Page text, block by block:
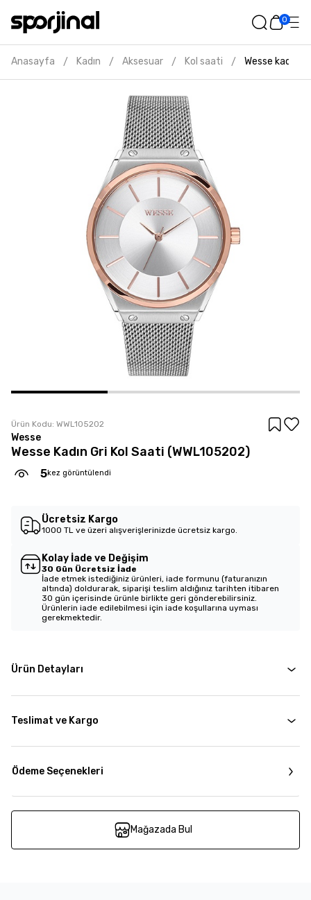
0
Anasayfa / Kadın / Aksesuar / Kol saati / Wesse kadın
Ürün Kodu: WWL105202
Wesse
Wesse Kadın Gri Kol Saati (WWL105202)
5kez görüntülendi
Ücretsiz Kargo
1000 TL ve üzeri alışverişlerinizde ücretsiz kargo.
Kolay İade ve Değişim
30 Gün Ücretsiz İade
İade etmek istediğiniz ürünleri, iade formunu (faturanızın
altında) doldurarak, siparişi teslim aldığınız tarihten itibaren
30 gün içerisinde ürünle birlikte geri gönderebilirsiniz.
Ürünlerin iade edilebilmesi için iade koşullarına uyması
gerekmektedir.
Ürün Detayları
Teslimat ve Kargo
Ödeme Seçenekleri
Mağazada Bul